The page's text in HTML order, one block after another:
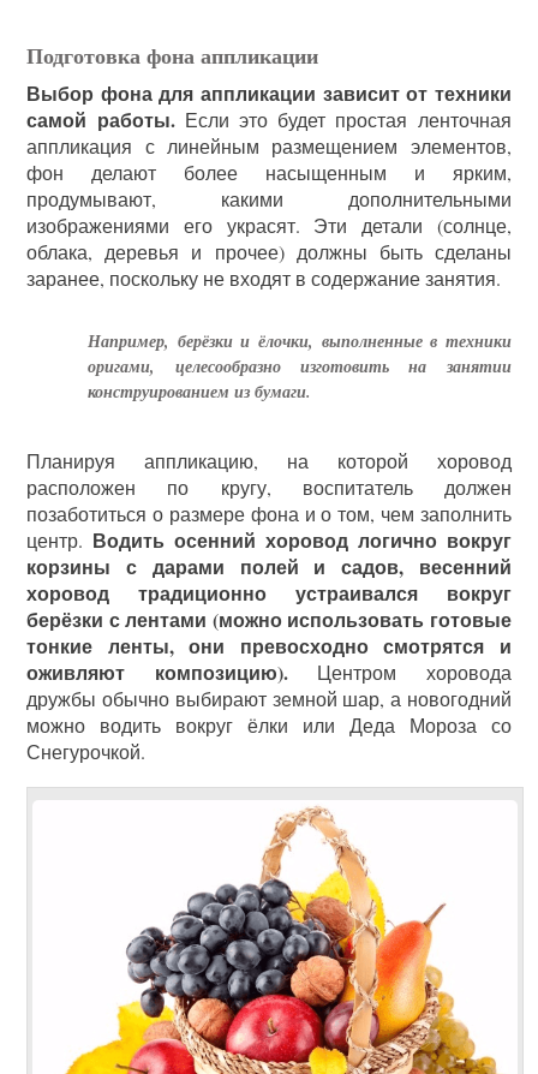
Подготовка фона аппликации
Выбор фона для аппликации зависит от техники
самой работы.Если это будет простая ленточная
аппликация с линейным размещением элементов,
фон делают более насыщенным и ярким,
продумывают, какими дополнительными
изображениями его украсят. Эти детали (солнце,
облака, деревья и прочее) должны быть сделаны
заранее, поскольку не входят в содержание занятия.
Например, берёзки и ёлочки, выполненные в техники
оригами, целесообразно изготовить на занятии
конструированием из бумаги.
Планируя аппликацию, на которой хоровод
расположен по кругу, воспитатель должен
позаботиться о размере фона и о том, чем заполнить
центр. Водить осенний хоровод логично вокруг
корзины с дарами полей и садов, весенний
хоровод традиционно устраивался вокруг
берёзки с лентами (можно использовать готовые
тонкие ленты, они превосходно смотрятся и
оживляют композицию).Центром хоровода
дружбы обычно выбирают земной шар, а новогодний
можно водить вокруг ёлки или Деда Мороза со
Снегурочкой.